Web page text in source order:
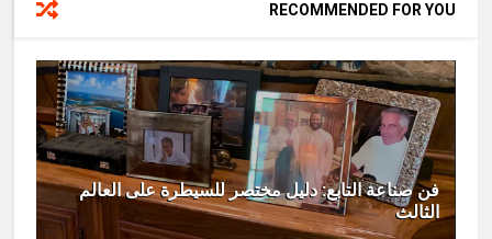
RECOMMENDED FOR YOU
فن صناعة التابع: دليل مختصر للسيطرة على العالم
الثالث